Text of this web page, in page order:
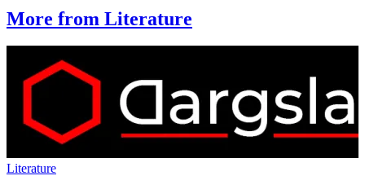
More from Literature
Literature